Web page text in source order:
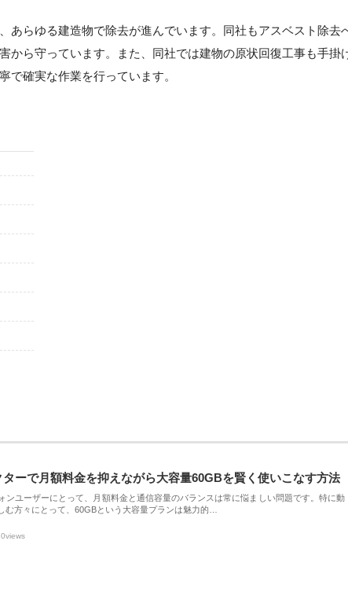
あらゆる建造物で除去が進んでいます。同社もアスベスト除去
から守っています。また、同社では建物の原状回復工事も手掛
で確実な作業を行っています。
ターで月額料金を抑えながら大容量60GBを賢く使いこなす方法
ンユーザーにとって、月額料金と通信容量のバランスは常に悩ましい問題です。特に動
む方々にとって、60GBという大容量プランは魅力的…
0views